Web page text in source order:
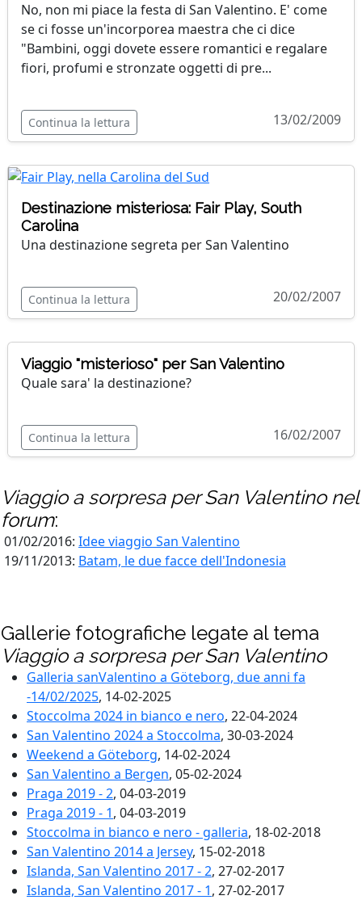
No, non mi piace la festa di San Valentino. E' come
se ci fosse un'incorporea maestra che ci dice
"Bambini, oggi dovete essere romantici e regalare
fiori, profumi e stronzate oggetti di pre...
Continua la lettura 13/02/2009
Destinazione misteriosa: Fair Play, South
Carolina
Una destinazione segreta per San Valentino
Continua la lettura 20/02/2007
Viaggio "misterioso" per San Valentino
Quale sara' la destinazione?
Continua la lettura 16/02/2007
Viaggio a sorpresa per San Valentinonel
forum:
01/02/2016: Idee viaggio San Valentino
19/11/2013: Batam, le due facce dell'Indonesia
Gallerie fotografiche legate al tema
Viaggio a sorpresa per San Valentino
Galleria sanValentino a Göteborg, due anni fa
-14/02/2025, 14-02-2025
Stoccolma 2024 in bianco e nero, 22-04-2024
San Valentino 2024 a Stoccolma, 30-03-2024
Weekend a Göteborg, 14-02-2024
San Valentino a Bergen, 05-02-2024
Praga 2019 - 2, 04-03-2019
Praga 2019 - 1, 04-03-2019
Stoccolma in bianco e nero - galleria, 18-02-2018
San Valentino 2014 a Jersey, 15-02-2018
Islanda, San Valentino 2017 - 2, 27-02-2017
Islanda, San Valentino 2017 - 1, 27-02-2017